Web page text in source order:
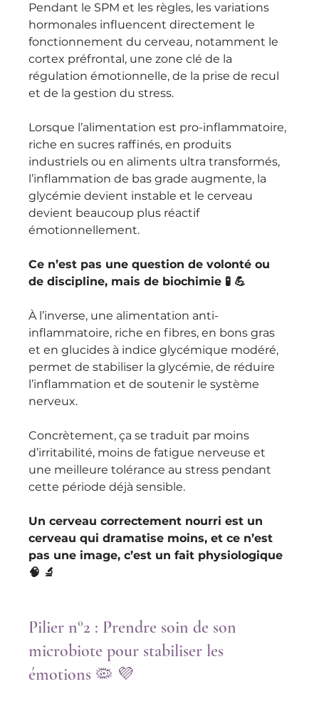
Pendant le SPM et les règles, les variations
hormonales influencent directement le
fonctionnement du cerveau, notamment le
cortex préfrontal, une zone clé de la
régulation émotionnelle, de la prise de recul
et de la gestion du stress.
Lorsque l’alimentation est pro-inflammatoire,
riche en sucres raffinés, en produits
industriels ou en aliments ultra transformés,
l’inflammation de bas grade augmente, la
glycémie devient instable et le cerveau
devient beaucoup plus réactif
émotionnellement.
Ce n’est pas une question de volonté ou
de discipline, mais de biochimie 🧪 💪
À l’inverse, une alimentation anti-
inflammatoire, riche en fibres, en bons gras
et en glucides à indice glycémique modéré,
permet de stabiliser la glycémie, de réduire
l’inflammation et de soutenir le système
nerveux.
Concrètement, ça se traduit par moins
d’irritabilité, moins de fatigue nerveuse et
une meilleure tolérance au stress pendant
cette période déjà sensible.
Un cerveau correctement nourri est un
cerveau qui dramatise moins, et ce n’est
pas une image, c’est un fait physiologique
🧠 🔬
Pilier n°2 : Prendre soin de son
microbiote pour stabiliser les
émotions 🦠 💜